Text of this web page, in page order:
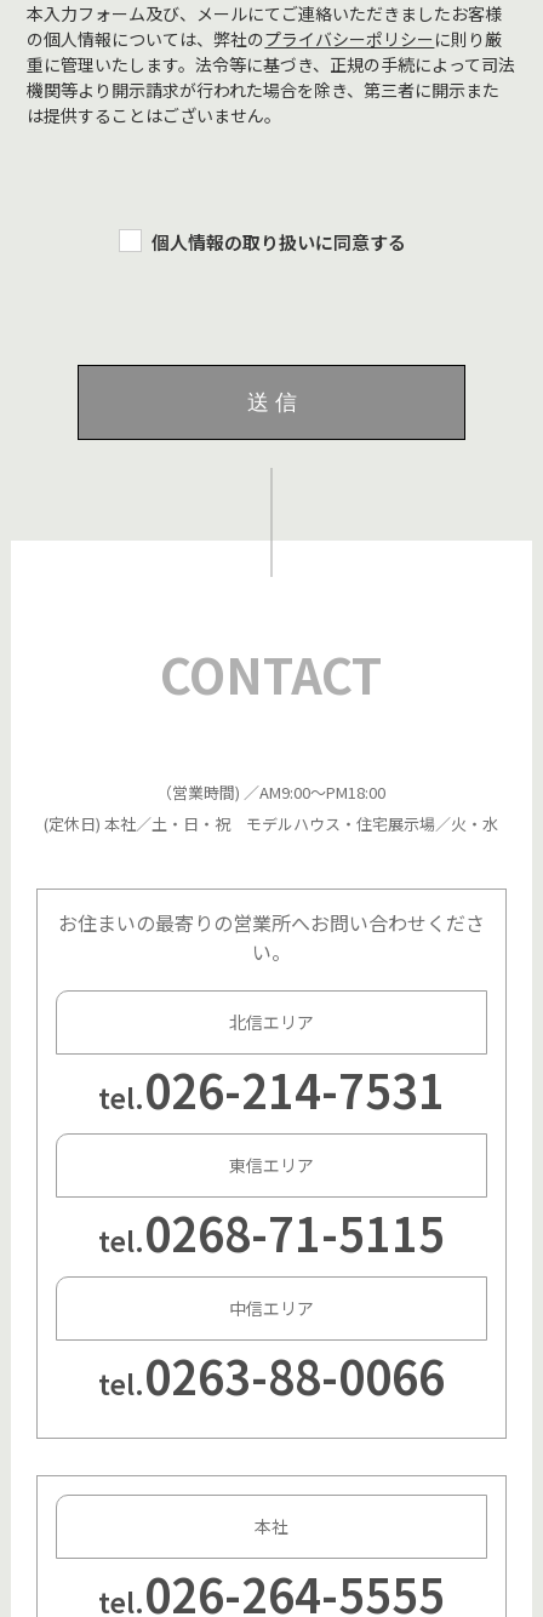
本入力フォーム及び、メールにてご連絡いただきましたお客様
の個人情報については、弊社のプライバシーポリシーに則り厳
重に管理いたします。法令等に基づき、正規の手続によって司法
機関等より開示請求が行われた場合を除き、第三者に開示また
は提供することはございません。
個人情報の取り扱いに同意する
CONTACT
（営業時間) ／AM9:00～PM18:00
(定休日) 本社／土・日・祝 モデルハウス・住宅展示場／火・水
お住まいの最寄りの営業所へお問い合わせくださ
い。
北信エリア
tel.026-214-7531
東信エリア
tel.0268-71-5115
中信エリア
tel.0263-88-0066
本社
tel.026-264-5555